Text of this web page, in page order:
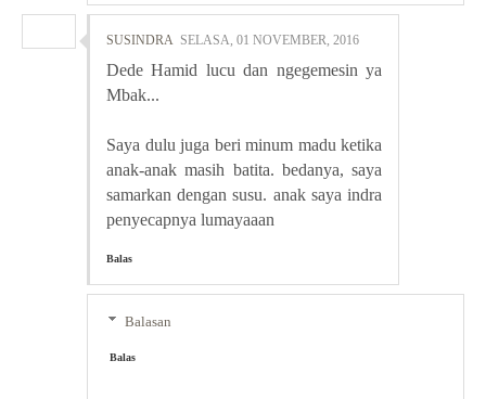
SUSINDRA SELASA, 01 NOVEMBER, 2016
Dede Hamid lucu dan ngegemesin ya
Mbak...
Saya dulu juga beri minum madu ketika
anak-anak masih batita. bedanya, saya
samarkan dengan susu. anak saya indra
penyecapnya lumayaaan
Balas
Balasan
Balas